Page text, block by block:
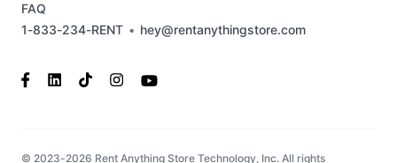
1-833-234-RENT • hey@rentanythingstore.com
FAQ
© 2023-2026 Rent Anything Store Technology, Inc. All rights